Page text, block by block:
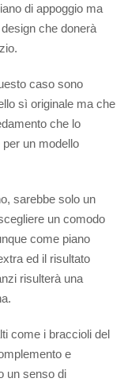
di appoggio ma
che donerà
caso sono
sì originale ma che
che lo
un modello
sarebbe solo un
un comodo
come piano
ed il risultato
risulterà una
come i braccioli del
e
un senso di